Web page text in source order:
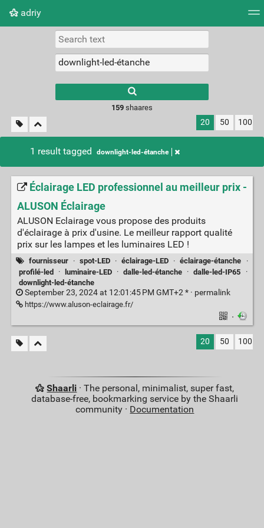
adriy
Picture wall
159shaares
20 50 100
1 result tagged downlight-led-étanche
Éclairage LED professionnel au meilleur prix -
ALUSON Éclairage
ALUSON Eclairage vous propose des produits
d'éclairage à prix d'usine. Le meilleur rapport qualité
prix sur les lampes et les luminaires LED !
fournisseur · spot-LED · éclairage-LED · éclairage-étanche
·
profilé-led
· luminaire-LED · dalle-led-étanche · dalle-led-IP65
·
downlight-led-étanche
September 23, 2024 at 12:01:45 PM GMT+2 * · permalink
https://www.aluson-eclairage.fr/
·
20 50 100
Shaarli · The personal, minimalist, super fast,
database-free, bookmarking service by the Shaarli
community · Documentation